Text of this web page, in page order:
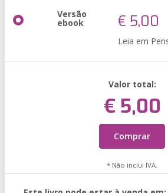
Versão
ebook € 5,00
Leia em
Valor total:
€ 5,00
Comprar
* Não inclui IVA.